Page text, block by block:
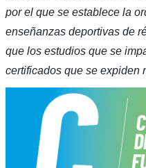
por el que se establece la
enseñanzas deportivas de
que los estudios que se
certificados que se expiden